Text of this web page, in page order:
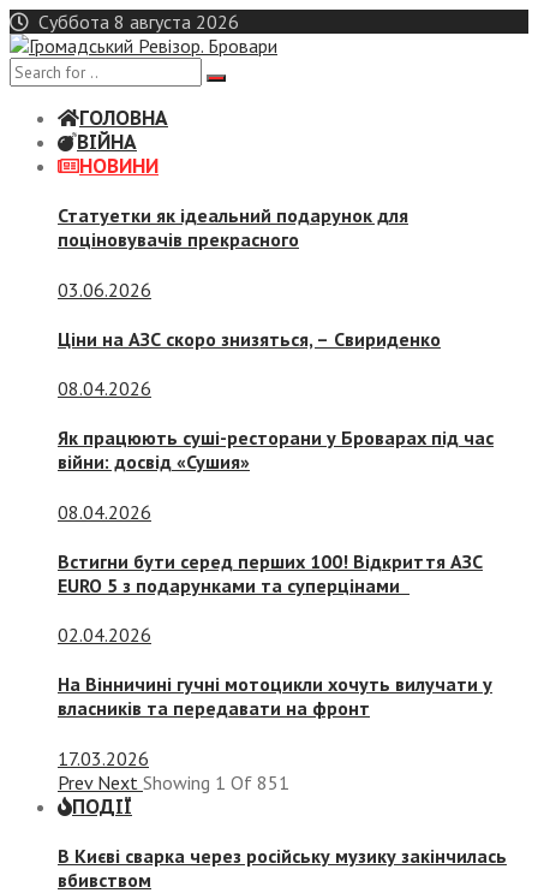
Skip
to
content
Суббота 8 августа 2026
ГОЛОВНА
ВІЙНА
НОВИНИ
Статуетки як ідеальний подарунок для
поціновувачів прекрасного
03.06.2026
Ціни на АЗС скоро знизяться, – Свириденко
08.04.2026
Як працюють суші-ресторани у Броварах під час
війни: досвід «Сушия»
08.04.2026
Встигни бути серед перших 100! Відкриття АЗС
EURO 5 з подарунками та суперцінами
02.04.2026
На Вінничині гучні мотоцикли хочуть вилучати у
власників та передавати на фронт
17.03.2026
Prev Next Showing 1 Of 851
ПОДІЇ
В Києві сварка через російську музику закінчилась
вбивством